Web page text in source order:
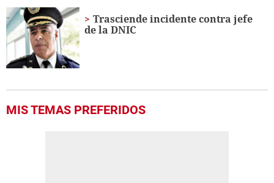
2
minutes,
31
seconds
Trasciende incidente contra jefe
de la DNIC
MIS TEMAS PREFERIDOS